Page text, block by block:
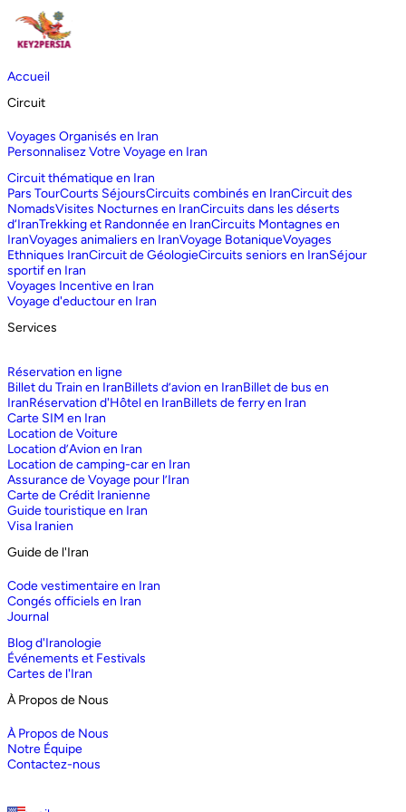
Accueil
Circuit
Voyages Organisés en Iran
Personnalisez Votre Voyage en Iran
Circuit thématique en Iran
Pars TourCourts SéjoursCircuits combinés en IranCircuit des
NomadsVisites Nocturnes en IranCircuits dans les déserts
d‘IranTrekking et Randonnée en IranCircuits Montagnes en
IranVoyages animaliers en IranVoyage BotaniqueVoyages
Ethniques IranCircuit de GéologieCircuits seniors en IranSéjour
sportif en Iran
Voyages Incentive en Iran
Voyage d'eductour en Iran
Services
Réservation en ligne
Billet du Train en IranBillets d’avion en IranBillet de bus en
IranRéservation d'Hôtel en IranBillets de ferry en Iran
Carte SIM en Iran
Location de Voiture
Location d’Avion en Iran
Location de camping-car en Iran
Assurance de Voyage pour l’Iran
Carte de Crédit Iranienne
Guide touristique en Iran
Visa Iranien
Guide de l'Iran
Code vestimentaire en Iran
Congés officiels en Iran
Journal
Blog d'Iranologie
Événements et Festivals
Cartes de l'Iran
À Propos de Nous
À Propos de Nous
Notre Équipe
Contactez-nous